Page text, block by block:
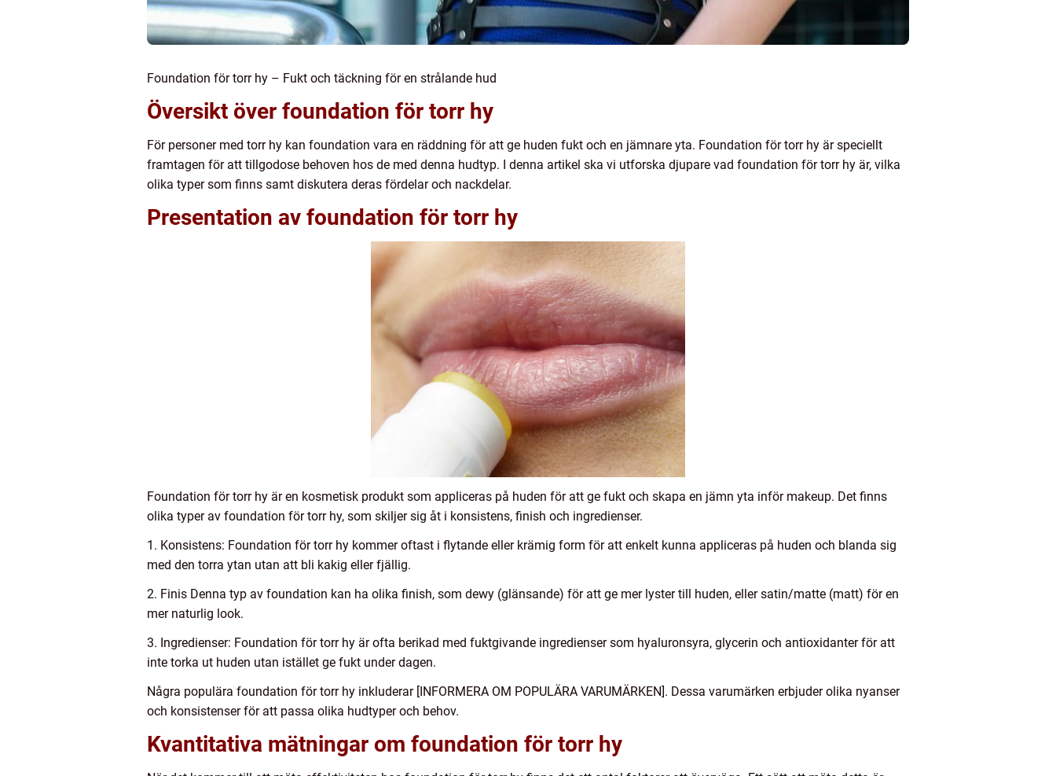
Foundation för torr hy – Fukt och täckning för en strålande hud
Översikt över foundation för torr hy
För personer med torr hy kan foundation vara en räddning för att ge huden fukt och en jämnare yta. Foundation för torr hy är speciellt
framtagen för att tillgodose behoven hos de med denna hudtyp. I denna artikel ska vi utforska djupare vad foundation för torr hy är, vilka
olika typer som finns samt diskutera deras fördelar och nackdelar.
Presentation av foundation för torr hy
Foundation för torr hy är en kosmetisk produkt som appliceras på huden för att ge fukt och skapa en jämn yta inför makeup. Det finns
olika typer av foundation för torr hy, som skiljer sig åt i konsistens, finish och ingredienser.
1. Konsistens: Foundation för torr hy kommer oftast i flytande eller krämig form för att enkelt kunna appliceras på huden och blanda sig
med den torra ytan utan att bli kakig eller fjällig.
2. Finis Denna typ av foundation kan ha olika finish, som dewy (glänsande) för att ge mer lyster till huden, eller satin/matte (matt) för en
mer naturlig look.
3. Ingredienser: Foundation för torr hy är ofta berikad med fuktgivande ingredienser som hyaluronsyra, glycerin och antioxidanter för att
inte torka ut huden utan istället ge fukt under dagen.
Några populära foundation för torr hy inkluderar [INFORMERA OM POPULÄRA VARUMÄRKEN]. Dessa varumärken erbjuder olika nyanser
och konsistenser för att passa olika hudtyper och behov.
Kvantitativa mätningar om foundation för torr hy